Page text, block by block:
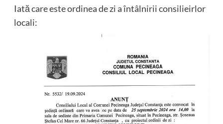
Iată care este ordinea de zi a întâlnirii consilieirlor
locali: